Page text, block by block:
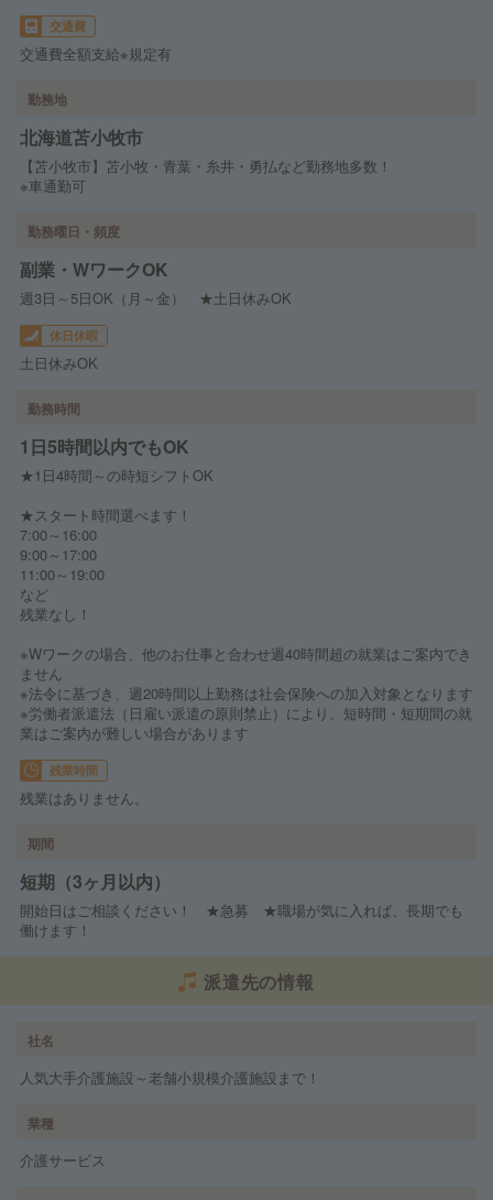
交通費
交通費全額支給※規定有
勤務地
北海道苫小牧市
【苫小牧市】苫小牧・青葉・糸井・勇払など勤務地多数！
※車通勤可
勤務曜日・頻度
副業・WワークOK
週3日～5日OK（月～金） ★土日休みOK
休日休暇
土日休みOK
勤務時間
1日5時間以内でもOK
★1日4時間～の時短シフトOK
★スタート時間選べます！
7:00～16:00
9:00～17:00
11:00～19:00
など
残業なし！
※Wワークの場合、他のお仕事と合わせ週40時間超の就業はご案内でき
ません
※法令に基づき、週20時間以上勤務は社会保険への加入対象となります
※労働者派遣法（日雇い派遣の原則禁止）により、短時間・短期間の就
業はご案内が難しい場合があります
残業時間
残業はありません。
期間
短期（3ヶ月以内）
開始日はご相談ください！ ★急募 ★職場が気に入れば、長期でも
働けます！
派遣先の情報
社名
人気大手介護施設～老舗小規模介護施設まで！
業種
介護サービス